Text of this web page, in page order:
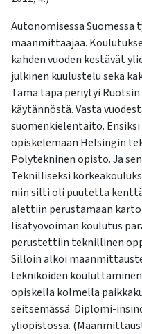
Autonomisessa Suomessa
maanmittaajaa.
kahden vuoden kestävät
julkinen kuulustelu sekä
Tämä tapa periytyi
käytännöstä. Vasta
suomenkielentaito.
opiskelemaan Helsingin
Polytekninen opisto. Ja
Teknilliseksi
niin silti oli puutetta
alettiin perustamaan
lisätyövoiman koulutus
perustettiin teknillinen
Silloin alkoi
teknikoiden
opiskella kolmella
seitsemässä. Diplomi-
yliopistossa.